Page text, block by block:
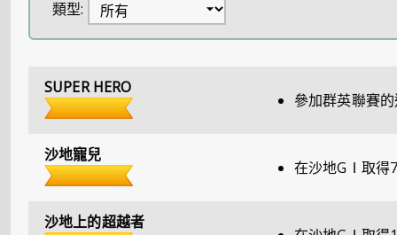
類型:
SUPER HERO
參加群英聯賽
沙地寵兒
在沙地GⅠ取得
沙地上的超越者